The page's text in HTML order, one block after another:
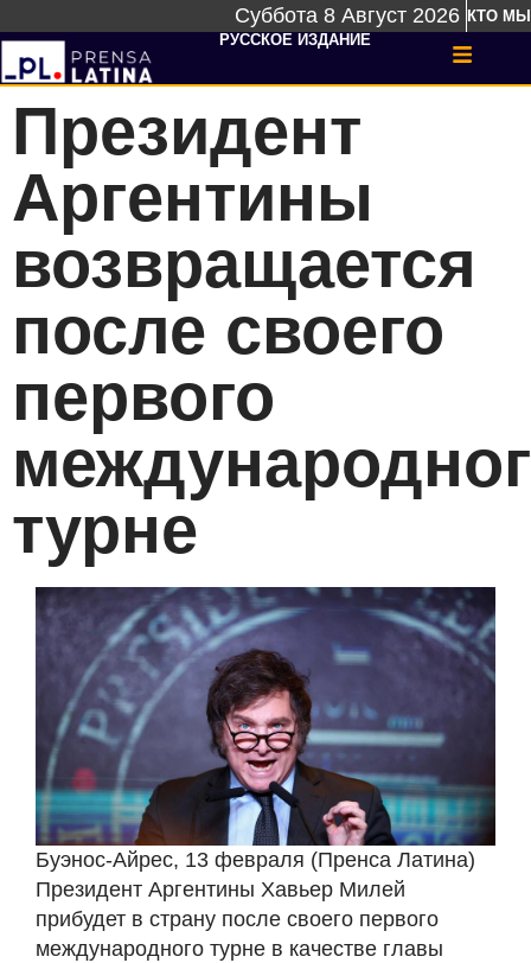
Суббота 8 Август 2026 КТО МЫ
РУССКОЕ ИЗДАНИЕ
Президент
Аргентины
возвращается
после своего
первого
турне
Буэнос-Айрес, 13 февраля (Пренса Латина)
Президент Аргентины Хавьер Милей
прибудет в страну после своего первого
международного турне в качестве главы